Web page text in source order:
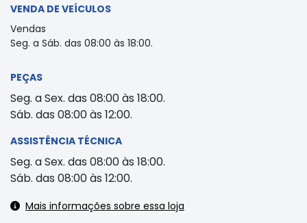
VENDA DE VEÍCULOS
Vendas
Seg. a Sáb. das 08:00 às 18:00.
PEÇAS
Seg. a Sex. das 08:00 às 18:00.
Sáb. das 08:00 às 12:00.
ASSISTÊNCIA TÉCNICA
Seg. a Sex. das 08:00 às 18:00.
Sáb. das 08:00 às 12:00.
Mais informações sobre essa loja